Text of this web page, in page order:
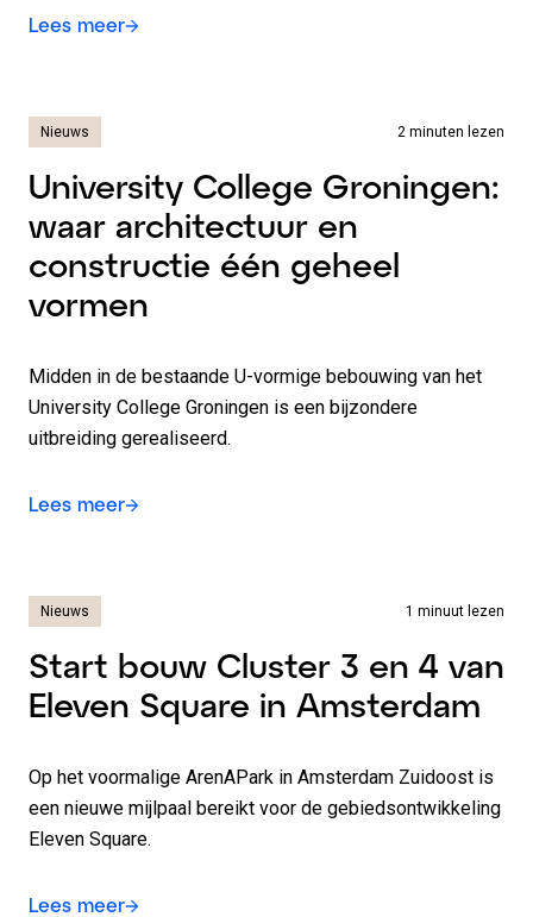
Lees meer
Nieuws 2 minuten lezen
University College Groningen:
waar architectuur en
constructie één geheel
vormen
Midden in de bestaande U-vormige bebouwing van het
University College Groningen is een bijzondere
uitbreiding gerealiseerd.
Lees meer
Nieuws 1 minuut lezen
Start bouw Cluster 3 en 4 van
Eleven Square in Amsterdam
Op het voormalige ArenAPark in Amsterdam Zuidoost is
een nieuwe mijlpaal bereikt voor de gebiedsontwikkeling
Eleven Square.
Lees meer